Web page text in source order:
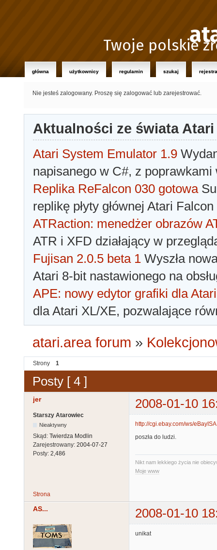
Twoje polskie
główna użytkownicy regulamin szukaj
Nie jesteś zalogowany. Proszę się zalogować lub zarejestrować.
Aktualności ze świata Atari
Atari System Emulator 1.9
napisanego w C#, z poprawkami
Replika ReFalcon 030 gotowa
replikę płyty głównej Atari
ATRaction: menedżer obrazów
ATR i XFD działający w
Fujisan 2.0.5 beta 1 Wyszła
Atari 8-bit nastawionego na
APE: nowy edytor grafiki dla Atari
dla Atari XL/XE, pozwalające
atari.area forum »
Strony 1
Posty [ 4 ]
jer 2008-01-10
Starszy Atarowiec
Nieaktywny
Skąd: Twierdza Modlin
Zarejestrowany: 2004-07-27
Posty: 2,486
http://cgi.ebay.com/ws/
poszła do ludzi.
Nikt nam lekkiego życia nie
Moje www
Strona
AS... 2008-01-10
unikat